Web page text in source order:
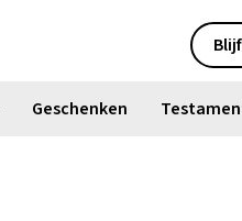
Geschenken